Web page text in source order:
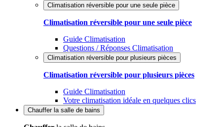
Climatisation réversible pour une seule pièce
Climatisation réversible pour une seule pièce
Guide Climatisation
Questions / Réponses Climatisation
Climatisation réversible pour plusieurs pièces
Climatisation réversible pour plusieurs pièces
Guide Climatisation
Votre climatisation idéale en quelques clics
Chauffer la salle de bains